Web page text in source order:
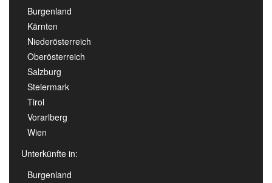
Burgenland
Kärnten
Niederösterreich
Oberösterreich
Salzburg
Steiermark
Tirol
Vorarlberg
Wien
Unterkünfte in:
Burgenland